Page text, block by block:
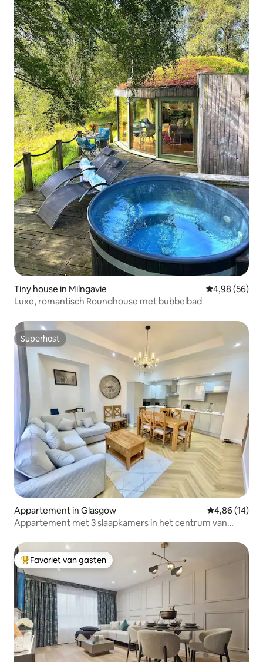
Tiny house in Milngavie Gemiddelde
4,98 (56)
Luxe, romantisch Roundhouse met bubbelbad
Superhost
Superhost
Appartement in Glasgow Gemiddelde
4,86 (14)
Appartement met 3 slaapkamers in het centrum van
Topfavoriet van gasten
Favoriet van gasten